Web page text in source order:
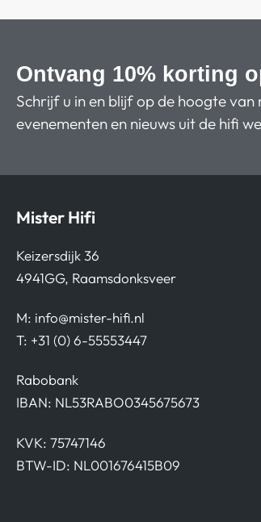
Ontvang 10% korting
Schrijf u in en blijf op de hoogte
evenementen en nieuws uit de hifi
Mister Hifi
Keizersdijk 36
4941GG, Raamsdonksveer
M: info@mister-hifi.nl
T: +31 (0) 6-55553447
Rabobank
IBAN: NL53RABO0345675673
KVK: 75747146
BTW-ID: NL001676415B09